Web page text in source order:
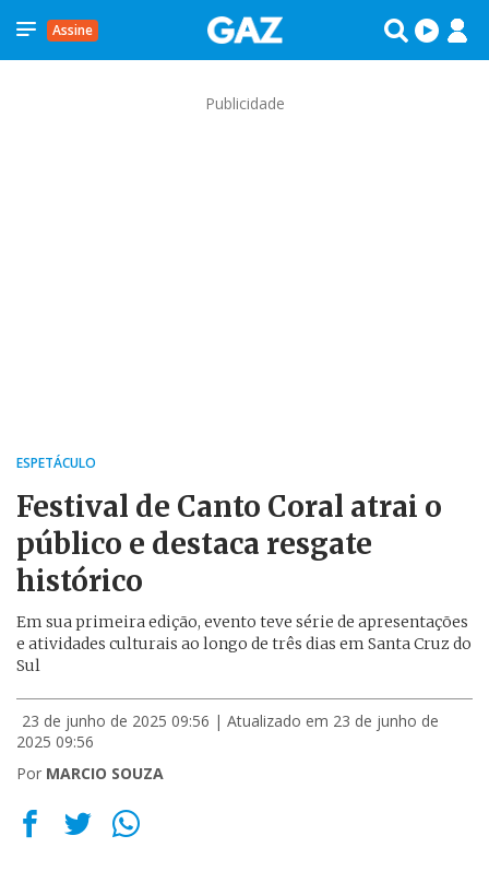
Assine
Publicidade
ESPETÁCULO
Festival de Canto Coral atrai o
público e destaca resgate
histórico
Em sua primeira edição, evento teve série de apresentações
e atividades culturais ao longo de três dias em Santa Cruz do
Sul
23 de junho de 2025 09:56 | Atualizado em 23 de junho de
2025 09:56
Por MARCIO SOUZA